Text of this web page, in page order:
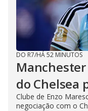
DO R7/HÁ 52 MINUTOS
do Chelsea
Clube de Enzo
negociação com o